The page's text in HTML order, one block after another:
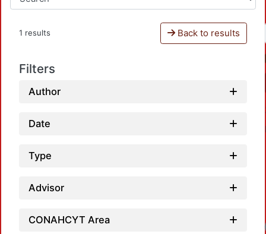
1 results Back to results
Filters
Author
Date
Type
Advisor
CONAHCYT Area